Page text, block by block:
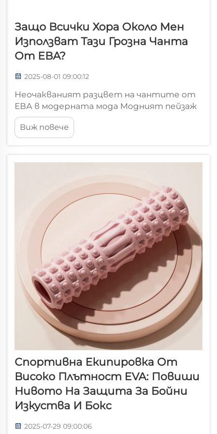
Защо Всички Хора Около Мен
Използват Тази Грозна Чанта
От ЕВА?
2025-08-01 09:00:12
Неочакваният разцвет на чантите от
ЕВА в модерната мода Модният пейзаж
е станал свидетел на забележителна
трансформация с появата на чантите
от ЕВА, които доминират уличния стил
уникални аксесоари, някога смятани за п...
Виж повече
Спортивна Екипировка От
Високо Плътност EVA: Повиши
Нивото На Защита За Бойни
Изкуства И Бокс
2025-07-29 09:00:06